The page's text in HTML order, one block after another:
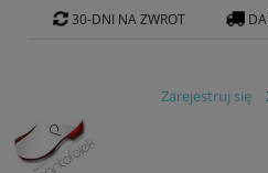
Zarejestruj się
30-DNI NA ZWROT